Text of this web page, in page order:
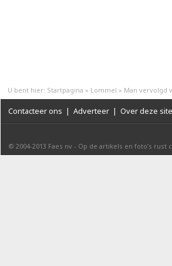
U bent hier: Startpagina » Lommel » Man vervolgd
Contacteer ons | Adverteer | Over deze site
© 2004-2013 Faes nv - Op de artikels en foto’s rust